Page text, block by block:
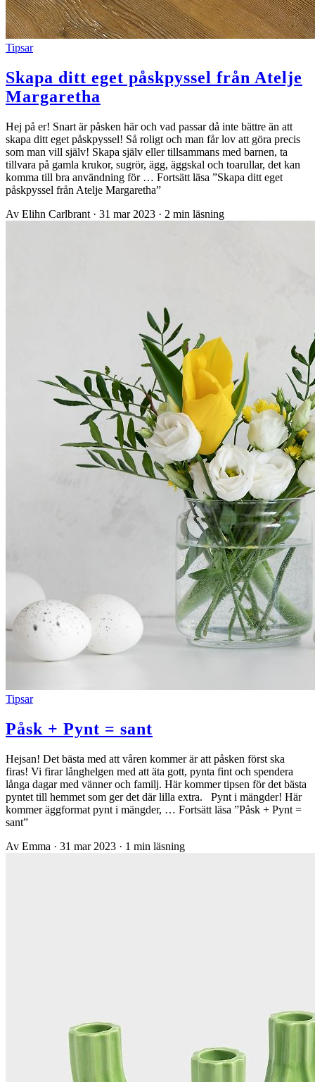
Tipsar
Skapa ditt eget påskpyssel från Atelje
Margaretha
Hej på er! Snart är påsken här och vad passar då inte bättre än att
skapa ditt eget påskpyssel! Så roligt och man får lov att göra precis
som man vill själv! Skapa själv eller tillsammans med barnen, ta
tillvara på gamla krukor, sugrör, ägg, äggskal och toarullar, det kan
komma till bra användning för … Fortsätt läsa ”Skapa ditt eget
påskpyssel från Atelje Margaretha”
Av Elihn Carlbrant · 31 mar 2023 · 2 min läsning
Tipsar
Påsk + Pynt = sant
Hejsan! Det bästa med att våren kommer är att påsken först ska
firas! Vi firar långhelgen med att äta gott, pynta fint och spendera
långa dagar med vänner och familj. Här kommer tipsen för det bästa
pyntet till hemmet som ger det där lilla extra. Pynt i mängder! Här
kommer äggformat pynt i mängder, … Fortsätt läsa ”Påsk + Pynt =
sant”
Av Emma · 31 mar 2023 · 1 min läsning